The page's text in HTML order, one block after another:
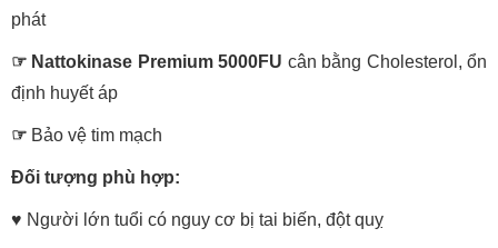
phát
☞ Nattokinase Premium 5000FU cân bằng Cholesterol, ổn
định huyết áp
☞ Bảo vệ tim mạch
Đối tượng phù hợp:
♥ Người lớn tuổi có nguy cơ bị tai biến, đột quỵ